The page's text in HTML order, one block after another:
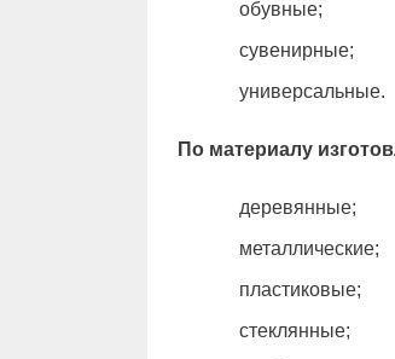
обувные;
сувенирные;
универсальные.
По материалу
деревянные;
металлические;
пластиковые;
стеклянные;